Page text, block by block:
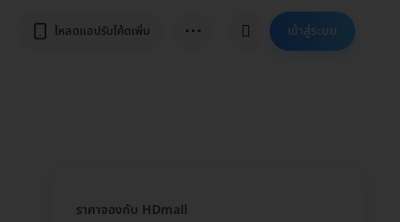
โหลดแอปรับโค้ดเพิ่ม ⋯ เข้าสู่ระบบ
ราคาจองกับ HDmall